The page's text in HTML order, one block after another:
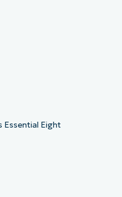
Essential Eight